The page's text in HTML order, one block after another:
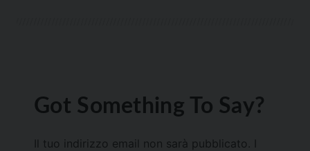
Got Something To Say?
Il tuo indirizzo email non sarà pubblicato.